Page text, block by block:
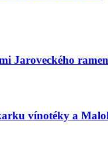
Jaroveckého
vínotéky a